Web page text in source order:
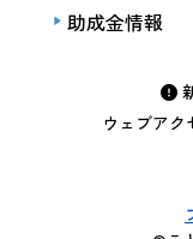
ウェブアク
助成金情報